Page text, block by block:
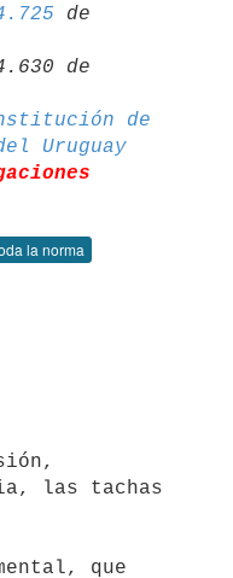
de
de
Uruguay
la norma
las tachas
que